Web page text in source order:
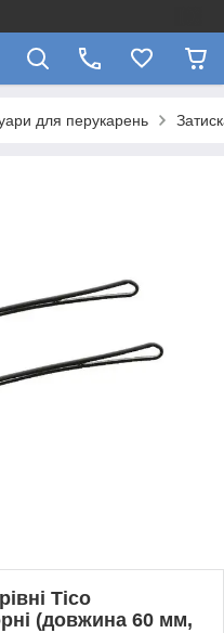
для перукарень
Tico
(довжина 60 мм,